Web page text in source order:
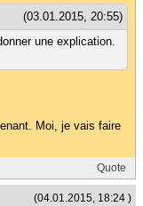
(03.01.2015, 20:55)
une explication.
Moi, je vais faire
Quote
(04.01.2015, 18:24 )